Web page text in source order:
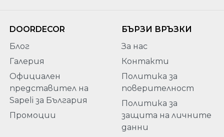
DOORDECOR
Блог
Галерия
Официален
представител на
Sapeli за България
Промоции
БЪРЗИ ВРЪЗКИ
За нас
Контакти
Политика за
поверителност
Политика за
защита на личните
данни